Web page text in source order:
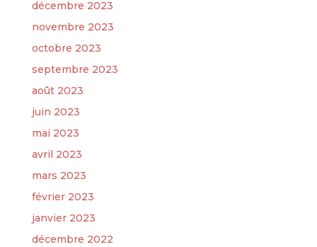
décembre 2023
novembre 2023
octobre 2023
septembre 2023
août 2023
juin 2023
mai 2023
avril 2023
mars 2023
février 2023
janvier 2023
décembre 2022